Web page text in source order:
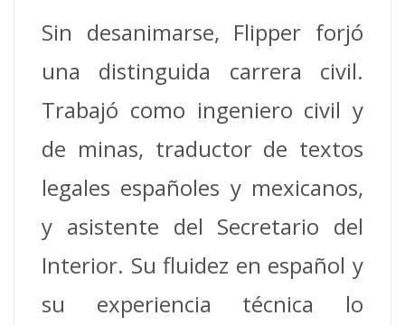
Sin desanimarse, Flipper forjó
una distinguida carrera civil.
Trabajó como ingeniero civil y
de minas, traductor de textos
legales españoles y mexicanos,
y asistente del Secretario del
Interior. Su fluidez en español y
su experiencia técnica lo